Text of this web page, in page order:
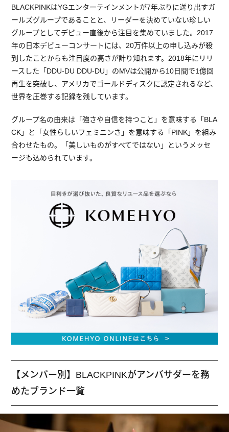
BLACKPINKはYGエンターテインメントが7年ぶりに送り出すガ
ールズグループであることと、リーダーを決めていない珍しい
グループとしてデビュー直後から注目を集めていました。2017
年の日本デビューコンサートには、20万件以上の申し込みが殺
到したことからも注目度の高さが計り知れます。2018年にリリ
ースした「DDU-DU DDU-DU」のMVは公開から10日間で1億回
再生を突破し、アメリカでゴールドディスクに認定されるなど、
世界を圧巻する記録を残しています。
グループ名の由来は「強さや自信を持つこと」を意味する「BLA
CK」と「女性らしいフェミニンさ」を意味する「PINK」を組み
合わせたもの。「美しいものがすべてではない」というメッセ
ージも込められています。
【メンバー別】BLACKPINKがアンバサダーを務
めたブランド一覧